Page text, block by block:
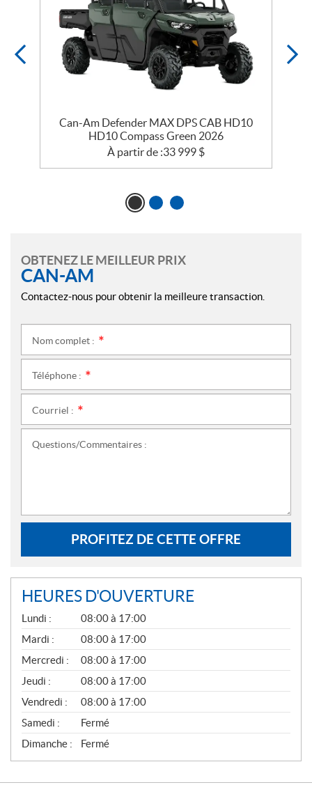
Can-Am Defender MAX DPS CAB HD10
HD10 Compass Green 2026
À partir de :33 999 $
OBTENEZ LE MEILLEUR PRIX
CAN-AM
Contactez-nous pour obtenir la meilleure transaction.
Nom complet :
Téléphone :
Courriel :
Questions/Commentaires :
PROFITEZ DE CETTE OFFRE
HEURES D'OUVERTURE
G
É
N
É
R
A
L
Lundi :
08:00 à 17:00
Mardi :
08:00 à 17:00
Mercredi :
08:00 à 17:00
Jeudi :
08:00 à 17:00
Vendredi :
08:00 à 17:00
Samedi :
Fermé
Dimanche :
Fermé